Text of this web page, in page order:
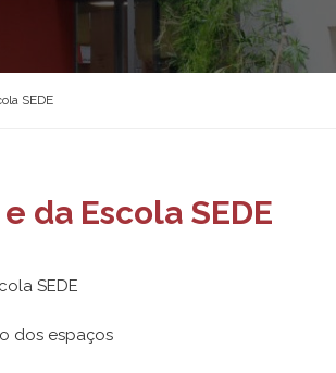
SEDE
da Escola SEDE
SEDE
dos espaços